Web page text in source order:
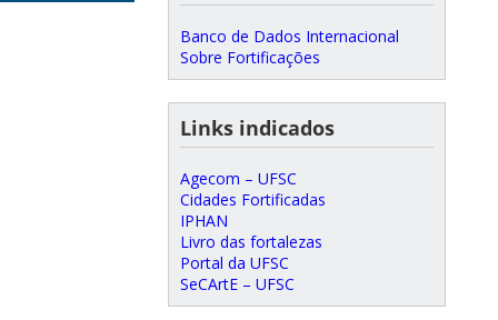
Banco de Dados Internacional
Sobre Fortificações
Links indicados
Agecom – UFSC
Cidades Fortificadas
IPHAN
Livro das fortalezas
Portal da UFSC
SeCArtE – UFSC